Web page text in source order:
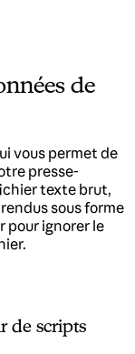
de
vous permet de
presse-
texte brut,
sous forme
pour ignorer le
de scripts